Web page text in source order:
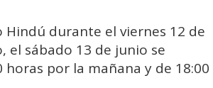
durante el viernes 12 de
el sábado 13 de junio se
por la mañana y de 18:00